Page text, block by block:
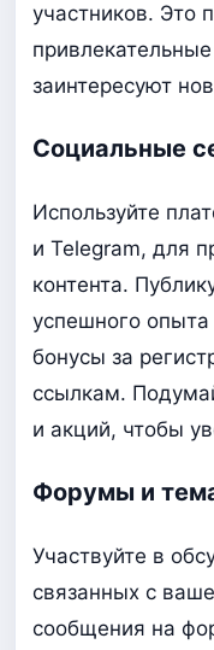
участников. Это
заинтересуют
Социальные
Используйте
и Telegram, для
контента.
успешного опыта
бонусы за
ссылкам.
и акций, чтобы
Форумы и
Участвуйте в
связанных с
сообщения на